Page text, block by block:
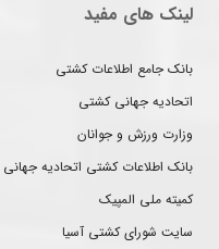
لینک های مفید
بانک جامع اطلاعات کشتی
اتحادیه جهانی کشتی
وزارت ورزش و جوانان
بانک اطلاعات کشتی اتحادیه جهانی
کمیته ملی المپیک
سایت شورای کشتی آسیا